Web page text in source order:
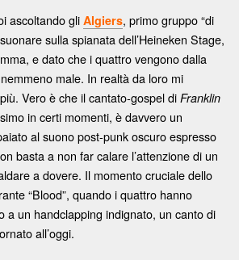
ascoltando gli Algiers, primo gruppo “di
sulla spianata dell’Heineken Stage,
e dato che i quattro vengono dalla
male. In realtà da loro mi
Vero è che il cantato-gospel di Franklin
in certi momenti, è davvero un
al suono post-punk oscuro espresso
basta a non far calare l’attenzione di un
a dovere. Il momento cruciale dello
“Blood”, quando i quattro hanno
a un handclapping indignato, un canto di
all’oggi.